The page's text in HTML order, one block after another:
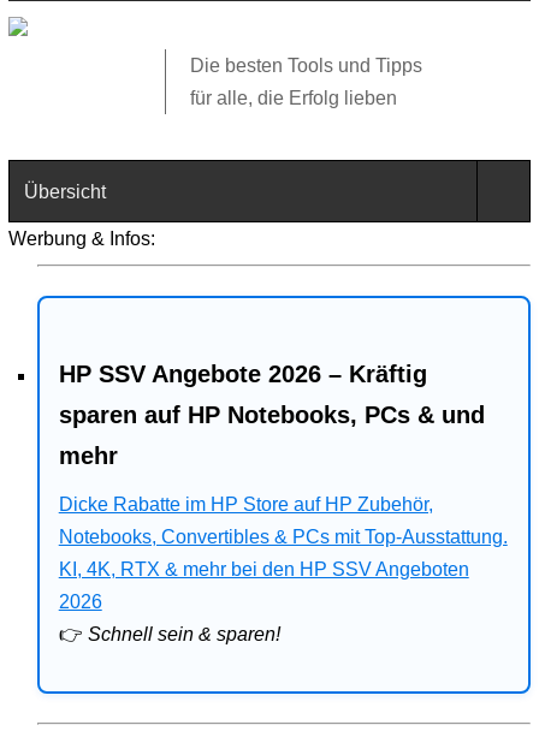
Die besten Tools und Tipps
für alle, die Erfolg lieben
Übersicht
Technik
Web
Business
Angebote
Bitdefender
Ratgeber
Werbung & Infos:
HP SSV Angebote 2026 – Kräftig
sparen auf HP Notebooks, PCs & und
mehr
Dicke Rabatte im HP Store auf HP Zubehör,
Notebooks, Convertibles & PCs mit Top-Ausstattung.
KI, 4K, RTX & mehr bei den HP SSV Angeboten
2026
👉 Schnell sein & sparen!